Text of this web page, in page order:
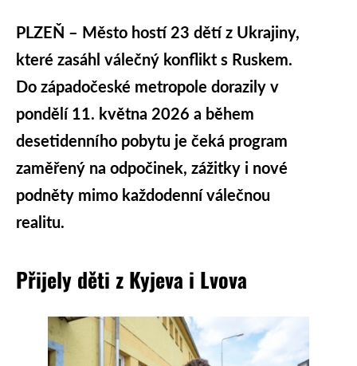
PLZEŇ – Město hostí 23 dětí z Ukrajiny,
které zasáhl válečný konflikt s Ruskem.
Do západočeské metropole dorazily v
pondělí 11. května 2026 a během
desetidenního pobytu je čeká program
zaměřený na odpočinek, zážitky i nové
podněty mimo každodenní válečnou
realitu.
Přijely děti z Kyjeva i Lvova